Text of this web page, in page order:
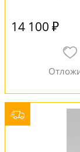
14 100 ₽